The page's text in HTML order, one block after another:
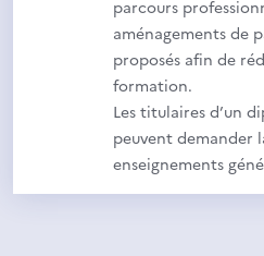
parcours
aménagements de
proposés afin de
formation.
Les titulaires d’un
peuvent demander
enseignements